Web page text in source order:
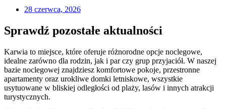
28 czerwca, 2026
Sprawdź pozostałe aktualności
Karwia to miejsce, które oferuje różnorodne opcje noclegowe,
idealne zarówno dla rodzin, jak i par czy grup przyjaciół. W naszej
bazie noclegowej znajdziesz komfortowe pokoje, przestronne
apartamenty oraz urokliwe domki letniskowe, wszystkie
usytuowane w bliskiej odległości od plaży, lasów i innych atrakcji
turystycznych.